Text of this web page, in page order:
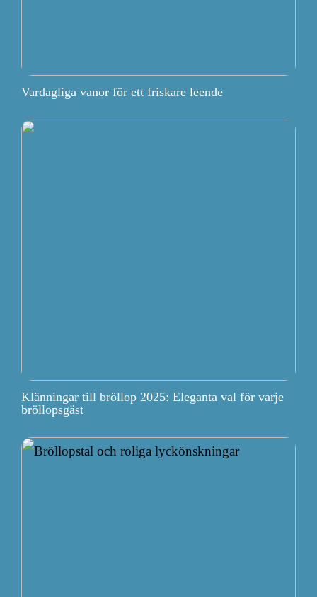
Vardagliga vanor för ett friskare leende
Klänningar till bröllop 2025: Eleganta val för varje
bröllopsgäst